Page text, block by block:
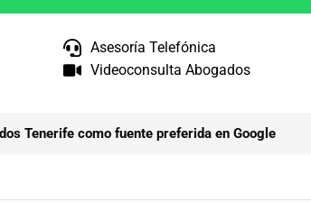
Asesoría Telefónica
Videoconsulta Abogados
Tenerife como fuente preferida en Google